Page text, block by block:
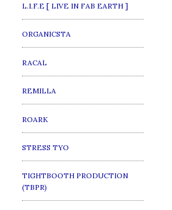
L.I.F.E [ LIVE IN FAB EARTH ]
ORGANICSTA
RACAL
REMILLA
ROARK
STRESS TYO
TIGHTBOOTH PRODUCTION
(TBPR)